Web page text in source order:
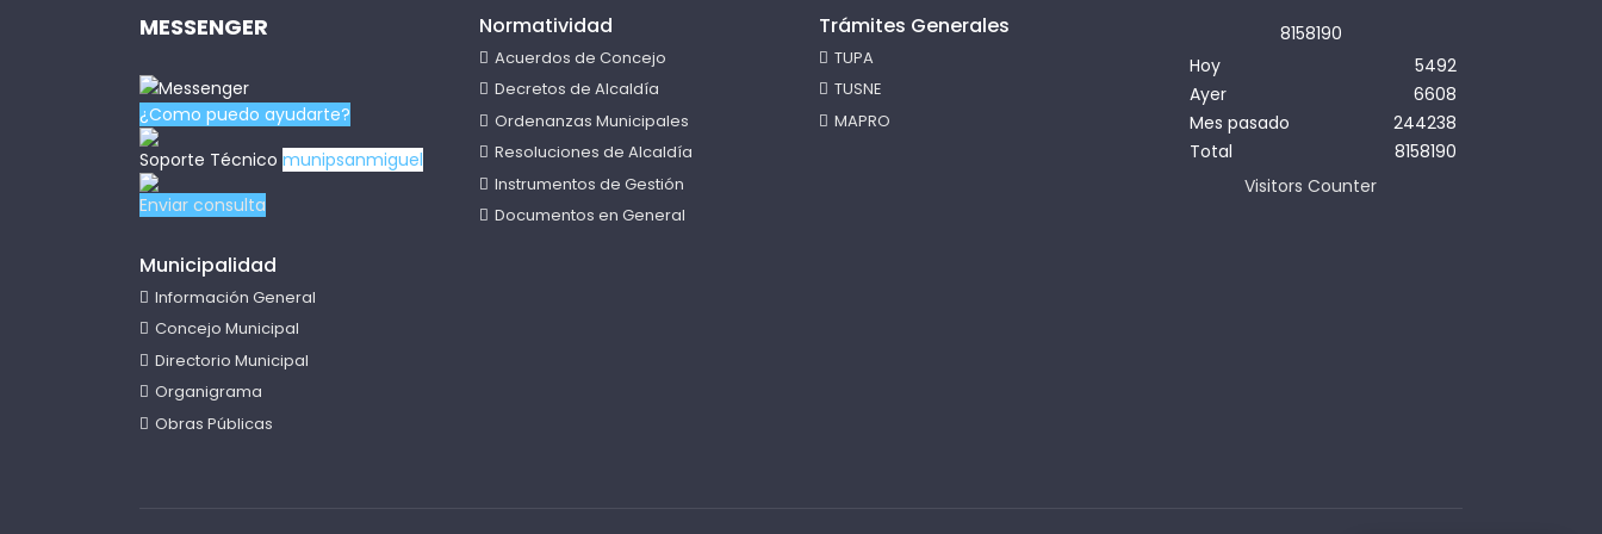
MESSENGER
¿Como puedo ayudarte?
Soporte Técnico munipsanmiguel
Enviar consulta
Municipalidad
Información General
Concejo Municipal
Directorio Municipal
Organigrama
Obras Públicas
Normatividad
Acuerdos de Concejo
Decretos de Alcaldía
Ordenanzas Municipales
Resoluciones de Alcaldía
Instrumentos de Gestión
Documentos en General
Trámites Generales
TUPA
TUSNE
MAPRO
8158190
Hoy
Ayer
Mes pasado
Total
5492
6608
244238
8158190
Visitors Counter